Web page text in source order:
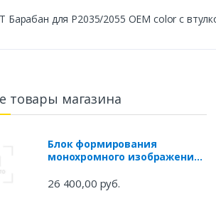
Барабан для P2035/2055 OEM color с
товары магазина
Блок формирования
монохромного изображения
CX625, CS421, CS521, CS622
26 400,00 руб.